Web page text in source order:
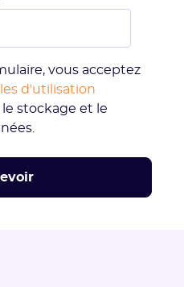
vous acceptez
d'utilisation
stockage et le